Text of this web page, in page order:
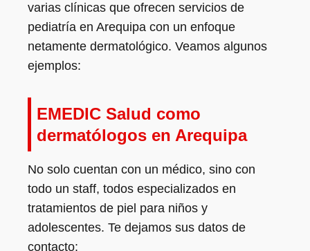
varias clínicas que ofrecen servicios de
pediatría en Arequipa con un enfoque
netamente dermatológico. Veamos algunos
ejemplos:
EMEDIC Salud como
dermatólogos en Arequipa
No solo cuentan con un médico, sino con
todo un staff, todos especializados en
tratamientos de piel para niños y
adolescentes. Te dejamos sus datos de
contacto: